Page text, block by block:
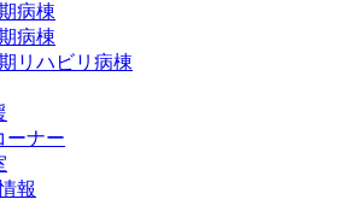
病棟
病棟
リハビリ病棟
ーナー
報